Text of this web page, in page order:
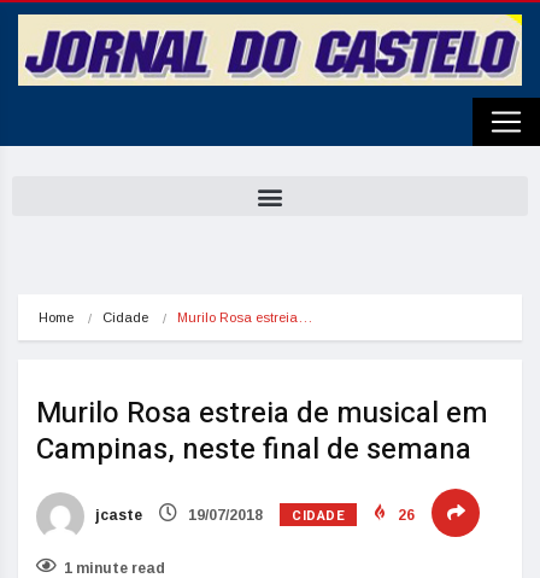
Home Cidade Murilo Rosa estreia…
Murilo Rosa estreia de musical em
Campinas, neste final de semana
jcaste 19/07/2018 CIDADE 26
1 minute read